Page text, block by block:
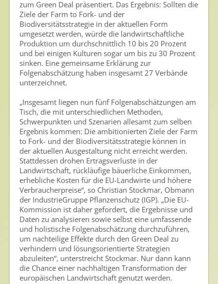
Versorgungs- & Ernährungssicherheit
Gepflegtes Eigenheim
Anwenderschutz
Entsorgung von Pflanzenschutzmittel-Leergebinden
Zum Verband
Ansprechpersonen
Veranstaltungen & Aktionen
Presse
Pressemitteilungen
Pressebilder
Pressemappe
Pressekontakt
Mediathek
News
zum Green Deal präsentiert. Das Ergebnis: Sollten die
Ziele der Farm to Fork- und der
Biodiversitätsstrategie in der aktuellen Form
umgesetzt werden, würde die landwirtschaftliche
Produktion um durchschnittlich 10 bis 20 Prozent
und bei einigen Kulturen sogar um bis zu 30 Prozent
sinken. Eine gemeinsame Erklärung zur
Folgenabschätzung haben insgesamt 27 Verbände
unterzeichnet.
„Insgesamt liegen nun fünf Folgenabschätzungen am
Tisch, die mit unterschiedlichen Methoden,
Schwerpunkten und Szenarien allesamt zum selben
Ergebnis kommen: Die ambitionierten Ziele der Farm
to Fork- und der Biodiversitätsstrategie können in
der aktuellen Ausgestaltung nicht erreicht werden.
Stattdessen drohen Ertragsverluste in der
Landwirtschaft, rückläufige bäuerliche Einkommen,
erhebliche Kosten für die EU-Landwirte und höhere
Verbraucherpreise“, so Christian Stockmar, Obmann
der IndustrieGruppe Pflanzenschutz (IGP). „Die EU-
Kommission ist daher gefordert, die Ergebnisse und
Daten zu analysieren sowie selbst eine umfassende
und holistische Folgenabschätzung durchzuführen,
um nachteilige Effekte durch den Green Deal zu
verhindern und lösungsorientierte Strategien
abzuleiten“, unterstreicht Stockmar. Nur dann kann
die Chance einer nachhaltigen Transformation der
europäischen Landwirtschaft genutzt werden.